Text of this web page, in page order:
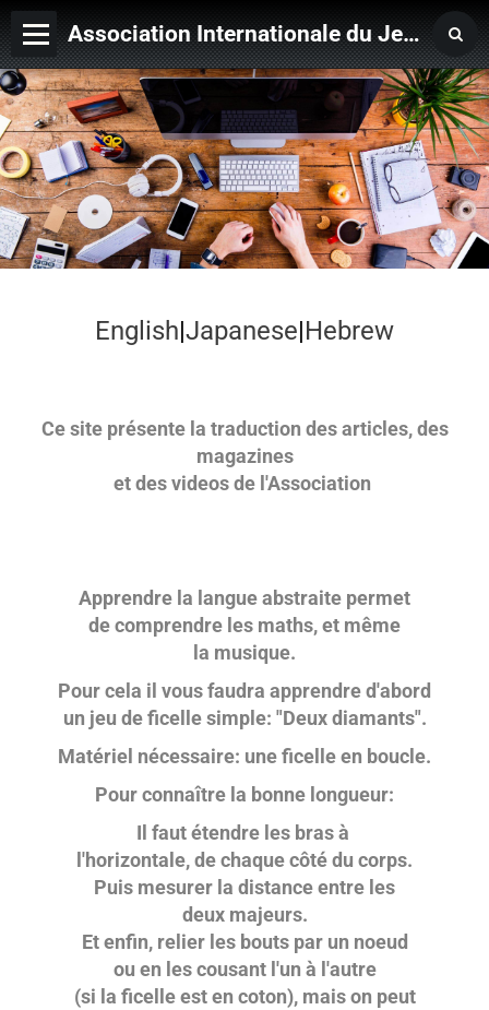
Association Internationale du Jeu de Ficelle
Page d'accueil
Derniers ajouts
English|Japanese|Hebrew
Ce site présente la traduction des articles, des
magazines
et des videosde l'Association
Apprendre la langue abstraite permet
de comprendre les maths, et même
la musique.
Pour cela il vous faudra apprendre d'abord
un jeu de ficelle simple: "Deux diamants".
Matériel nécessaire: une ficelle en boucle.
Pour connaître la bonne longueur:
Il faut étendre les bras à
l'horizontale, de chaque côté du corps.
Puis mesurer la distance entre les
deux majeurs.
Et enfin, relier les bouts par un noeud
ou en les cousant l'un à l'autre
(si la ficelle est en coton), mais on peut